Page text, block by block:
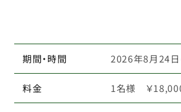
期間・時間 2026年8月24
料金 1名様 ￥